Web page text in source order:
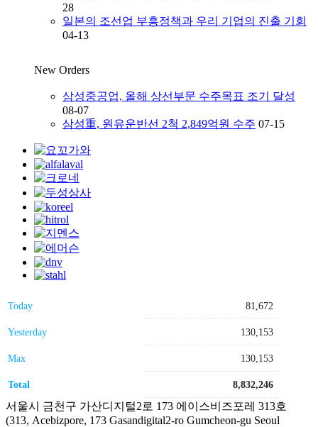
28
일본의 조선업 부흥정책과 우리 기업의 진출 기회
04-13
New Orders
삼성중공업, 올해 상선부문 수주목표 조기 달성
08-07
삼성重, 원유운반선 2척 2,849억원 수주 07-15
Today 81,672
Yesterday 130,153
Max 130,153
Total 8,832,246
서울시 금천구 가산디지털2로 173 에이스비즈포레 313호
(313, Acebizpore, 173 Gasandigital2-ro Gumcheon-gu Seoul